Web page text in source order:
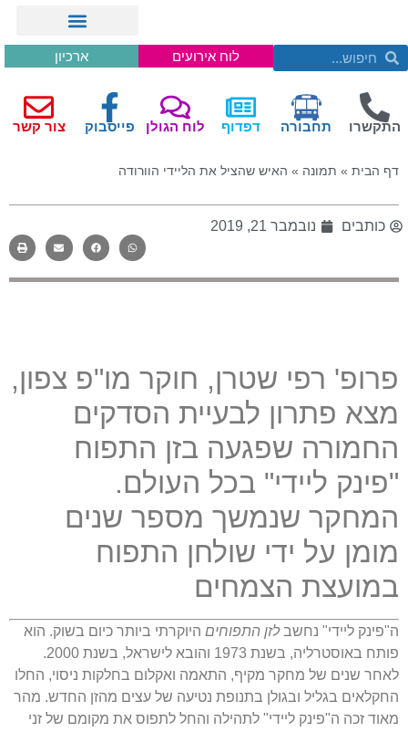
לוח אירועים ארכיון
התקשרו תחבורה דפדוף לוח הגולן פייסבוק צור קשר
דף הבית » תמונה » האיש שהציל את הליידי הוורודה
כותבים נובמבר 21, 2019
פרופ' רפי שטרן, חוקר מו"פ צפון,
מצא פתרון לבעיית הסדקים
החמורה שפגעה בזן התפוח
"פינק ליידי" בכל העולם.
המחקר שנמשך מספר שנים
מומן על ידי שולחן התפוח
במועצת הצמחים
ה"פינק ליידי" נחשב לזן התפוחים היוקרתי ביותר כיום בשוק. הוא
פותח באוסטרליה, בשנת 1973 והובא לישראל, בשנת 2000.
לאחר שנים של מחקר מקיף, התאמה ואקלום בחלקות ניסוי, החלו
החקלאים בגליל ובגולן בתנופת נטיעה של עצים מהזן החדש. מהר
מאוד זכה ה"פינק ליידי" לתהילה והחל לתפוס את מקומם של זני